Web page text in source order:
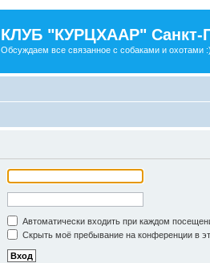
КЛУБ "КУРЦХААР" Санкт-
Обсуждаем все связанное с собаками и охотами
Автоматически входить при каждом
Скрыть моё пребывание на конференции в